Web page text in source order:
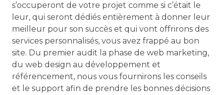
s’occuperont de votre projet comme si c’était le
leur, qui seront dédiés entièrement à donner leur
meilleur pour son succès et qui vont offrirons des
services personnalisés, vous avez frappé au bon
site. Du premier audit la phase de web marketing,
du web design au développement et
référencement, nous vous fournirons les conseils
et le support afin de prendre les bonnes décisions